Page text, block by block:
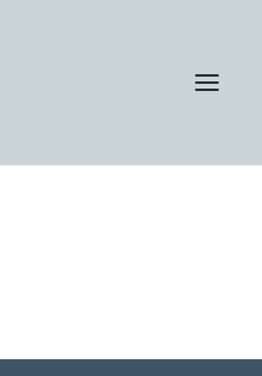
Vignerons
2024